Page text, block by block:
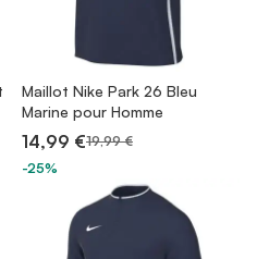
Maillot Nike Park 26 Bleu
Marine pour Homme
14,99 €19,99 €
-25%